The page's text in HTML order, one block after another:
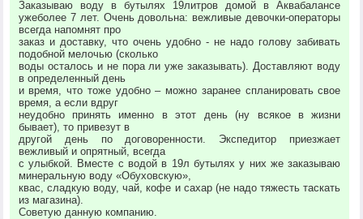
Заказываю воду в бутылях 19литров домой в Аквабалансе
ужеболее 7 лет. Очень довольна: вежливые девочки-операторы
всегда напомнят про
заказ и доставку, что очень удобно - не надо голову забивать
подобной мелочью (сколько
воды осталось и не пора ли уже заказывать). Доставляют воду
в определенный день
и время, что тоже удобно – можно заранее спланировать свое
время, а если вдруг
неудобно принять именно в этот день (ну всякое в жизни
бывает), то привезут в
другой день по договоренности. Экспедитор приезжает
вежливый и опрятный, всегда
с улыбкой. Вместе с водой в 19л бутылях у них же заказываю
минеральную воду «Обуховскую»,
квас, сладкую воду, чай, кофе и сахар (не надо тяжесть таскать
из магазина).
Советую данную компанию.